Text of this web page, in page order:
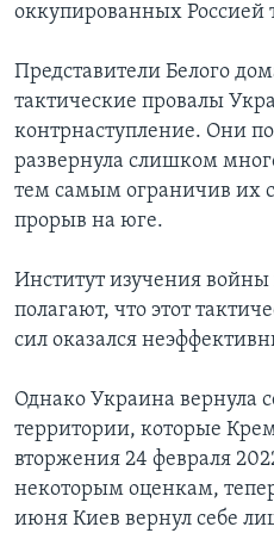
оккупированных
Представители Белого
тактические провалы
контрнаступление. Они
развернула слишком
тем самым ограничив их
прорыв на юге.
Институт изучения
полагают, что этот
сил оказался
Однако Украина вернула
территории, которые
вторжения 24 февраля
некоторым оценкам,
июня Киев вернул себе